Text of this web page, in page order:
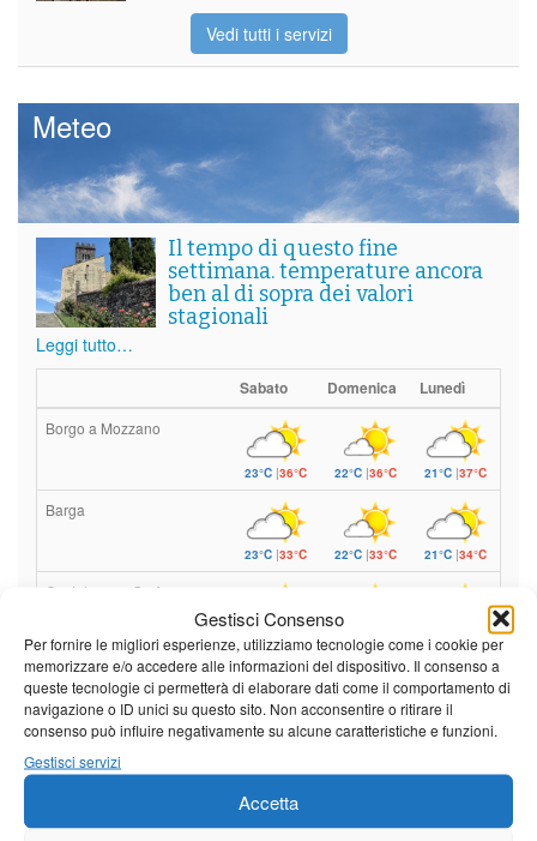
Gestisci Consenso
Per fornire le migliori esperienze, utilizziamo tecnologie come i cookie per
memorizzare e/o accedere alle informazioni del dispositivo. Il consenso a
queste tecnologie ci permetterà di elaborare dati come il comportamento di
navigazione o ID unici su questo sito. Non acconsentire o ritirare il
consenso può influire negativamente su alcune caratteristiche e funzioni.
Gestisci servizi
Accetta
Vedi tutti i servizi
Meteo
Il tempo di questo fine
settimana. temperature ancora
ben al di sopra dei valori
stagionali
Leggi tutto…
Sabato Domenica Lunedì
Borgo a Mozzano
23°C|36°C 22°C|36°C 21°C |37°C
Barga
23°C|33°C 22°C|33°C 21°C |34°C
Castelnuovo Garfagnana
23°C 33°C 22°C 33°C 21°C 34°C
Previsioni a cura di:
Calendario eventi